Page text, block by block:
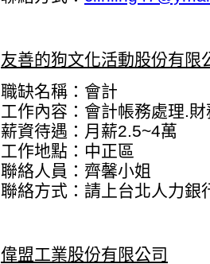
友善的狗文化活動股份有限
職缺名稱：會計
工作內容：會計帳務處理.
薪資待遇：月薪2.5~4萬
工作地點：中正區
聯絡人員：齊馨小姐
聯絡方式： 請上台北人力銀
偉盟工業股份有限公司